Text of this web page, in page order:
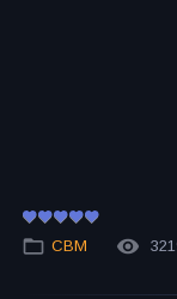
СВМ